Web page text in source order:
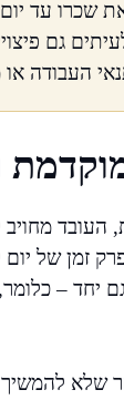
שכרו עד
גם
העבודה או
העובד
זמן של
גם יחד –
שלא